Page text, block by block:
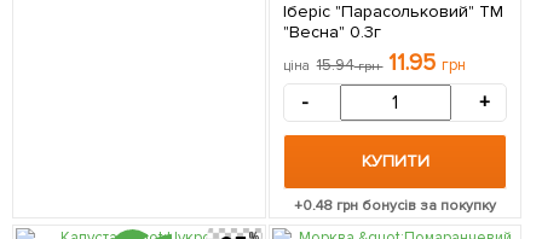
Іберіс "Парасольковий" ТМ
"Весна" 0.3г
ціна 15.94грн 11.95 грн
- +
КУПИТИ
+0.48 грн бонусів за покупку